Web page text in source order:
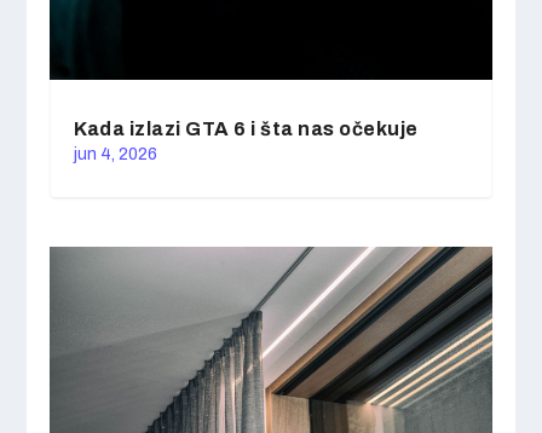
Kada izlazi GTA 6 i šta nas očekuje
jun 4, 2026